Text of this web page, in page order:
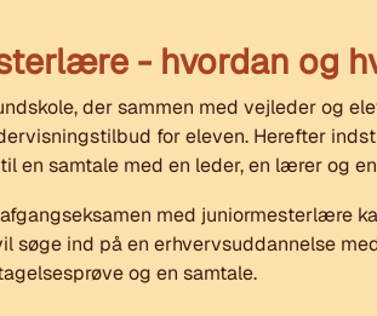
- hvordan og
der sammen med vejleder og
for eleven. Herefter
en samtale med en leder, en lærer og
med juniormesterlære
søge ind på en erhvervsuddannelse
og en samtale.